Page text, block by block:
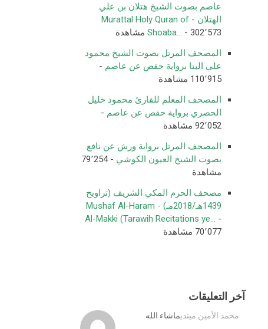
عاصم بصوت الشيخ هتلان بن علي
الهتلان - Murattal Holy Quran of
Shoaba... - 302٬573 مشاهدة
المصحف المرتل بصوت الشيخ محمود
علي البنا برواية حفص عن عاصم -
110٬915 مشاهدة
المصحف المعلم للقارئ محمود خليل
الحصري برواية حفص عن عاصم -
92٬052 مشاهدة
المصحف المرتل برواية ورش عن نافع
بصوت الشيخ العيون الكوشي
- 79٬254
مشاهدة
مصحف الحرم المكي الشريف (تراويح
1439هـ/2018مـ) - Mushaf Al-Haram
Al-Makki (Tarawih Recitations ye... -
70٬077 مشاهدة
آخر التعليقات
محمد الأمين مينديماشاء الله